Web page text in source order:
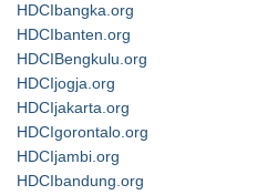
HDCIbangka.org
HDCIbanten.org
HDCIBengkulu.org
HDCIjogja.org
HDCIjakarta.org
HDCIgorontalo.org
HDCIjambi.org
HDCIbandung.org